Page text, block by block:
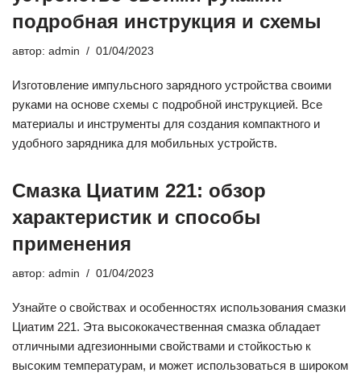
подробная инструкция и схемы
автор: admin 01/04/2023
Изготовление импульсного зарядного устройства своими
руками на основе схемы с подробной инструкцией. Все
материалы и инструменты для создания компактного и
удобного зарядника для мобильных устройств.
Смазка Циатим 221: обзор
характеристик и способы
применения
автор: admin 01/04/2023
Узнайте о свойствах и особенностях использования смазки
Циатим 221. Эта высококачественная смазка обладает
отличными адгезионными свойствами и стойкостью к
высоким температурам, и может использоваться в широком